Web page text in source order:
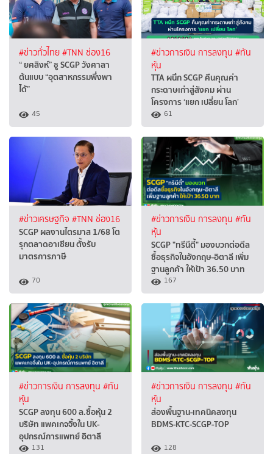
#ข่าวทั่วไทย#TNN ช่อง16
“ ยศสิงห์” ชู SCGP วังศาลา
ต้นแบบ “อุตสาหกรรมพึ่งพา
ได้”
45
#ข่าวการเงิน การลงทุน #ทัน
หุ้น
TTA ผนึก SCGP คืนคุณค่า
กระดาษเก่าสู่สังคม ผ่าน
โครงการ ‘แยก เปลี่ยน โลก’
61
#ข่าวเศรษฐกิจ #TNN ช่อง16
SCGP ผลงานไตรมาส 1/68 โต
รุกตลาดอาเซียน ตั้งรับ
มาตรการภาษี
70
#ข่าวการเงิน การลงทุน #ทัน
หุ้น
SCGP "ทรีนีตี้" มองบวกต่อดีล
ซื้อธุรกิจในอังกฤษ-อิตาลี เพิ่ม
ฐานลูกค้า ให้เป้า 36.50 บาท
167
#ข่าวการเงิน การลงทุน #ทัน
หุ้น
SCGP ลงทุน 600 ล.ซื้อหุ้น 2
บริษัท แพคเกจจิ้งใน UK-
อุปกรณ์การแพทย์ อิตาลี
131
#ข่าวการเงิน การลงทุน #ทัน
หุ้น
ส่องพื้นฐาน-เทคนิคลงทุน
BDMS-KTC-SCGP-TOP
128